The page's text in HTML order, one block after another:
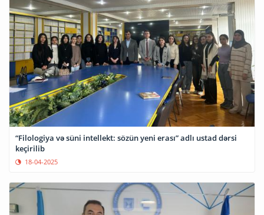
“Filologiya və süni intellekt: sözün yeni erası” adlı ustad dərsi
keçirilib
18-04-2025